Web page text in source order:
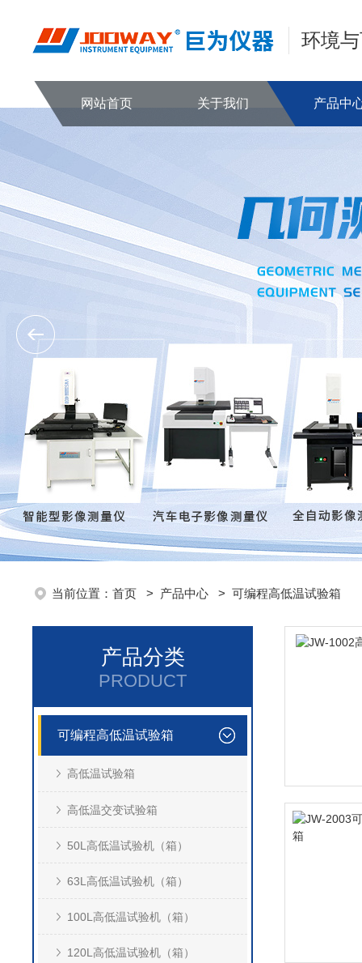
环境
网站首页 关于我们 产品中
当前位置： 首页 > 产品中心 > 可编程高低温试验箱
产品分类
PRODUCT
可编程高低温试验箱
高低温试验箱
高低温交变试验箱
50L高低温试验机（箱）
63L高低温试验机（箱）
100L高低温试验机（箱）
120L高低温试验机（箱）